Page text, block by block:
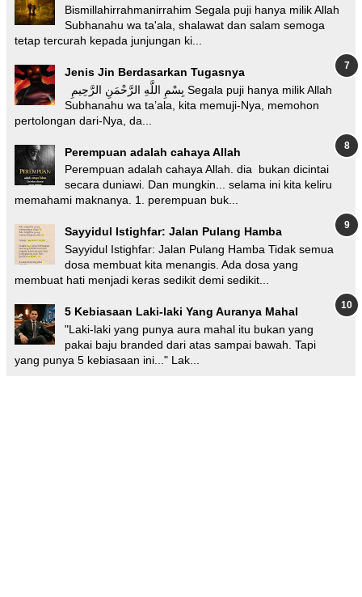
Bismillahirrahmanirrahim Segala puji hanya milik Allah
Subhanahu wa ta'ala, shalawat dan salam semoga
tetap tercurah kepada junjungan ki...
Jenis Jin Berdasarkan Tugasnya
Subhanahu wa ta’ala, kita memuji-Nya, memohon
pertolongan dari-Nya, da...
Perempuan adalah cahaya Allah
Perempuan adalah cahaya Allah. dia bukan dicintai
secara duniawi. Dan mungkin... selama ini kita keliru
memahami maknanya. 1. perempuan buk...
Sayyidul Istighfar: Jalan Pulang Hamba
Sayyidul Istighfar: Jalan Pulang Hamba Tidak semua
dosa membuat kita menangis. Ada dosa yang
membuat hati menjadi keras sedikit demi sedikit...
5 Kebiasaan Laki-laki Yang Auranya Mahal
"Laki-laki yang punya aura mahal itu bukan yang
pakai baju branded dari atas sampai bawah. Tapi
yang punya 5 kebiasaan ini..." Lak...